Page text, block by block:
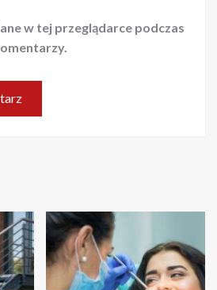
w tej przeglądarce podczas